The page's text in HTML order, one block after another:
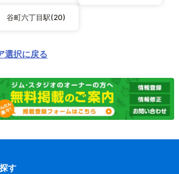
谷町六丁目駅(20)
選択に戻る
す